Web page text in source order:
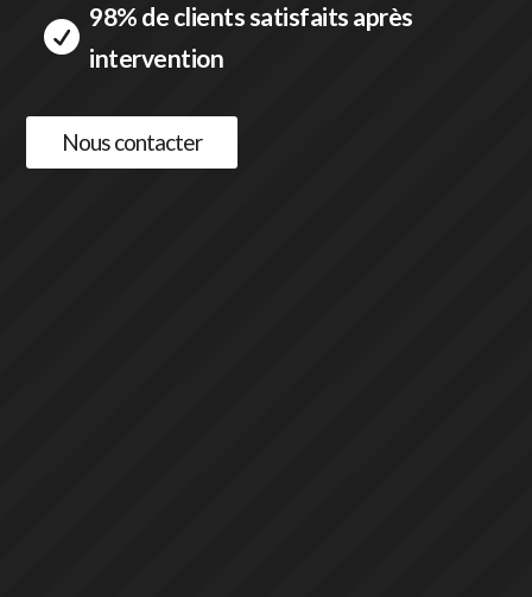

98% de clients satisfaits après
intervention
Nous contacter